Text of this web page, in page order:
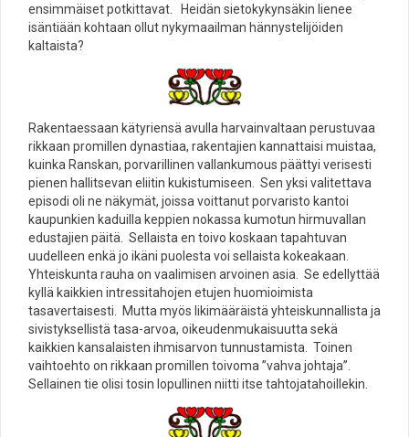
ensimmäiset potkittavat. Heidän sietokykynsäkin lienee
isäntiään kohtaan ollut nykymaailman hännystelijöiden
kaltaista?
Rakentaessaan kätyriensä avulla harvainvaltaan perustuvaa
rikkaan promillen dynastiaa, rakentajien kannattaisi muistaa,
kuinka Ranskan, porvarillinen vallankumous päättyi verisesti
pienen hallitsevan eliitin kukistumiseen. Sen yksi valitettava
episodi oli ne näkymät, joissa voittanut porvaristo kantoi
kaupunkien kaduilla keppien nokassa kumotun hirmuvallan
edustajien päitä. Sellaista en toivo koskaan tapahtuvan
uudelleen enkä jo ikäni puolesta voi sellaista kokeakaan.
Yhteiskunta rauha on vaalimisen arvoinen asia. Se edellyttää
kyllä kaikkien intressitahojen etujen huomioimista
tasavertaisesti. Mutta myös likimääräistä yhteiskunnallista ja
sivistyksellistä tasa-arvoa, oikeudenmukaisuutta sekä
kaikkien kansalaisten ihmisarvon tunnustamista. Toinen
vaihtoehto on rikkaan promillen toivoma ”vahva johtaja”.
Sellainen tie olisi tosin lopullinen niitti itse tahtojatahoillekin.